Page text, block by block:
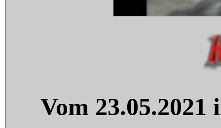
Vom